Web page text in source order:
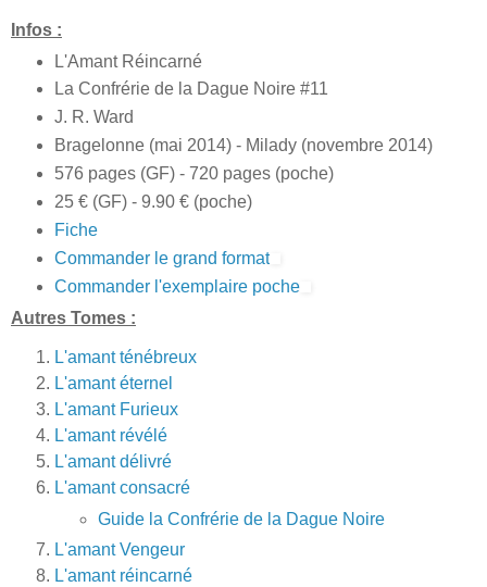
Infos :
L'Amant Réincarné
La Confrérie de la Dague Noire #11
J. R. Ward
Bragelonne (mai 2014) - Milady (novembre 2014)
576 pages (GF) - 720 pages (poche)
25 € (GF) - 9.90 € (poche)
Fiche
Commander le grand format
Commander l'exemplaire poche
Autres Tomes :
L'amant ténébreux
L'amant éternel
L'amant Furieux
L'amant révélé
L'amant délivré
L'amant consacré
Guide la Confrérie de la Dague Noire
L'amant Vengeur
L'amant réincarné